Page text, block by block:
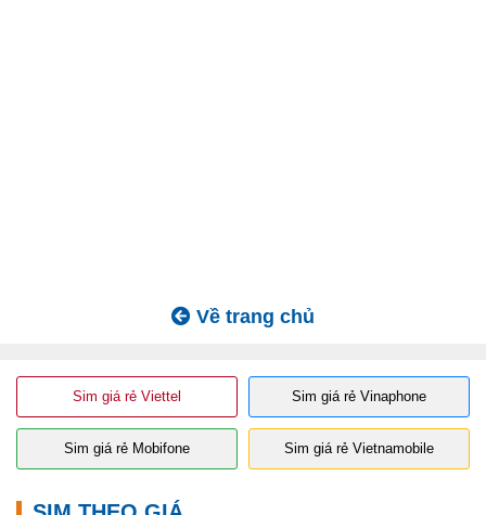
Về trang chủ
Sim giá rẻ Viettel Sim giá rẻ Vinaphone
Sim giá rẻ Mobifone Sim giá rẻ Vietnamobile